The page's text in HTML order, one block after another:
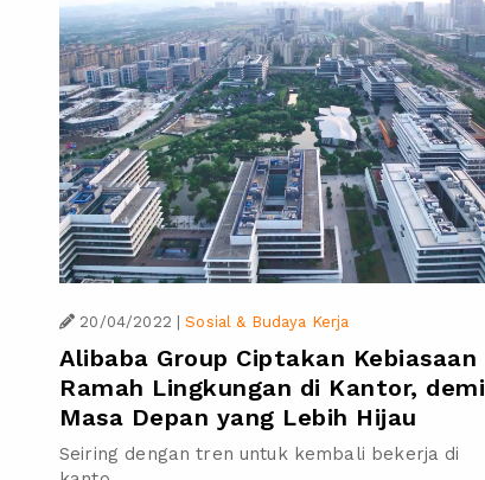
20/04/2022 Sosial & Budaya Kerja
Alibaba Group Ciptakan Kebiasaan
Ramah Lingkungan di Kantor, demi
Masa Depan yang Lebih Hijau
Seiring dengan tren untuk kembali bekerja di